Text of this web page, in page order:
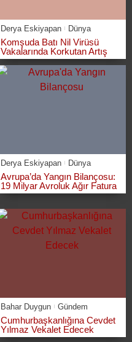
Derya Eskiyapan Dünya
Komşuda Batı Nil Virüsü
Vakalarında Korkutan Artış
Derya Eskiyapan Dünya
Avrupa’da Yangın Bilançosu:
19 Milyar Avroluk Ağır Fatura
Bahar Duygun Gündem
Cumhurbaşkanlığına Cevdet
Yılmaz Vekalet Edecek